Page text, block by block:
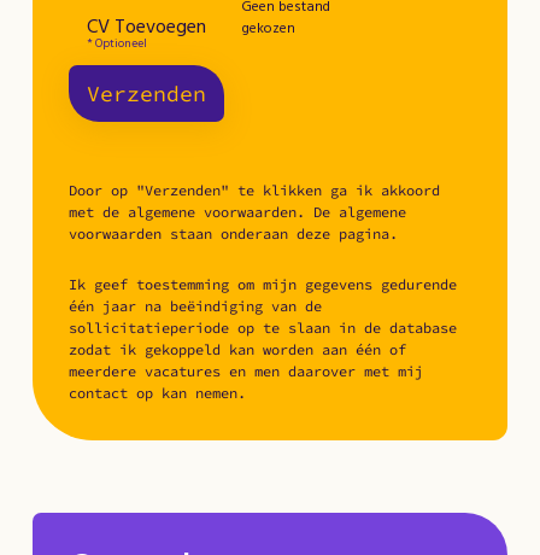
CV Toevoegen
Geen bestand
gekozen
Verzenden
* Optioneel
Door op "Verzenden" te klikken ga ik akkoord
met de algemene voorwaarden. De algemene
voorwaarden staan onderaan deze pagina.
Ik geef toestemming om mijn gegevens gedurende
één jaar na beëindiging van de
sollicitatieperiode op te slaan in de database
zodat ik gekoppeld kan worden aan één of
meerdere vacatures en men daarover met mij
contact op kan nemen.